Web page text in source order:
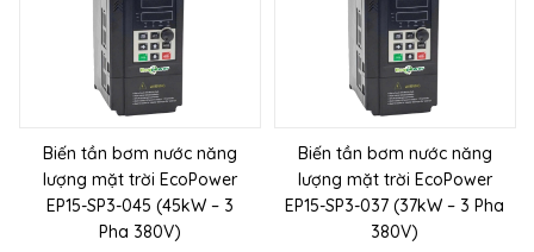
Biến tần bơm nước năng
lượng mặt trời EcoPower
EP15-SP3-045 (45kW – 3
Pha 380V)
Biến tần bơm nước năng
lượng mặt trời EcoPower
EP15-SP3-037 (37kW – 3 Pha
380V)